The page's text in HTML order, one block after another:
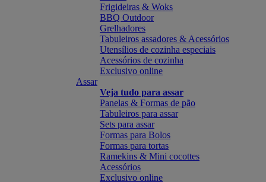
Frigideiras & Woks
BBQ Outdoor
Grelhadores
Tabuleiros assadores & Acessórios
Utensílios de cozinha especiais
Acessórios de cozinha
Exclusivo online
Assar
Veja tudo para assar
Panelas & Formas de pão
Tabuleiros para assar
Sets para assar
Formas para Bolos
Formas para tortas
Ramekins & Mini cocottes
Acessórios
Exclusivo online